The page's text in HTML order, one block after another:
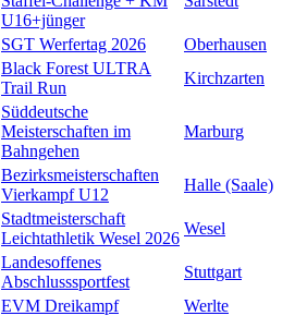
U16+jünger
SGT Werfertag 2026
Oberhausen
Black Forest ULTRA
Trail Run
Kirchzarten
Süddeutsche
Meisterschaften im
Bahngehen
Marburg
Bezirksmeisterschaften
Vierkampf U12
Halle (Saale)
Stadtmeisterschaft
Leichtathletik Wesel 2026
Wesel
Landesoffenes
Abschlusssportfest
Stuttgart
EVM Dreikampf
Werlte